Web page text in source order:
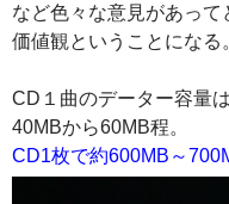
など色々な意見があっ
価値観ということになる
CD１曲のデーター容量
40MBから60MB程。
CD1枚で約600MB～